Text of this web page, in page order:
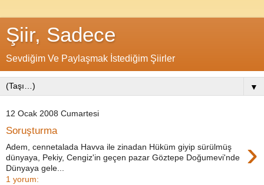
Şiir, Sadece
Sevdiğim Ve Paylaşmak İstediğim Şiirler
▼
12 Ocak 2008 Cumartesi
Soruşturma
›
Adem, cennetalada Havva ile zinadan Hüküm giyip sürülmüş
dünyaya, Pekiy, Cengiz'in geçen pazar Göztepe Doğumevi'nde
Dünyaya gele...
1 yorum: